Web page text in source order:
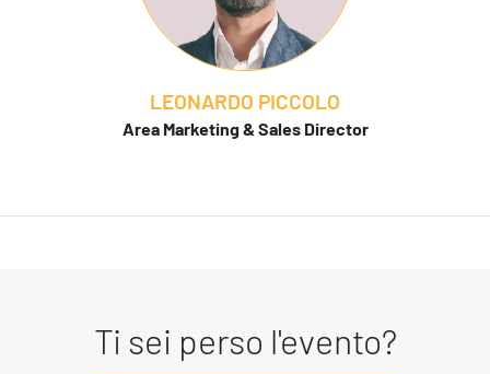
LEONARDO PICCOLO
Area Marketing & Sales Director
costruite sul vissuto e sulla personalità del cliente.
Ti sei perso l'evento?